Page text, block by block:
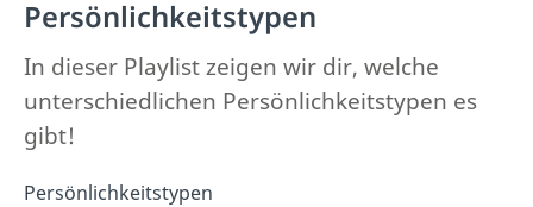
Persönlichkeitstypen
In dieser Playlist zeigen wir dir, welche
unterschiedlichen Persönlichkeitstypen es
gibt!
Persönlichkeitstypen